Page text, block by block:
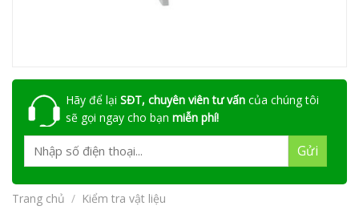
Hãy để lại SĐT, chuyên viên tư vấn của chúng tôi
sẽ gọi ngay cho bạn miễn phí!
Trang chủ / Kiểm tra vật liệu